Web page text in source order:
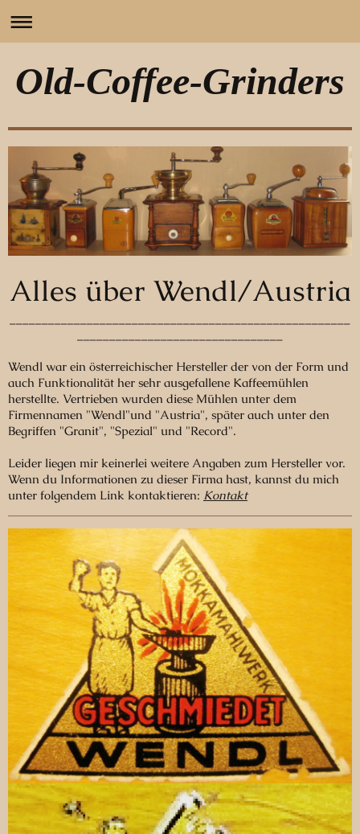
Old-Coffee-Grinders
Alles über Wendl/Austria
Wendl war ein österreichischer Hersteller der von der Form und
auch Funktionalität her sehr ausgefallene Kaffeemühlen
herstellte. Vertrieben wurden diese Mühlen unter dem
Firmennamen "Wendl"und "Austria", später auch unter den
Begriffen "Granit", "Spezial" und "Record".
Leider liegen mir keinerlei weitere Angaben zum Hersteller vor.
Wenn du Informationen zu dieser Firma hast, kannst du mich
unter folgendem Link kontaktieren: Kontakt